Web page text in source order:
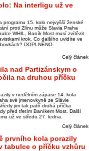
Na interligu už ve
programu 15. kolo nejvyšší ženské
proti Zlínu může Slavia Praha
WHIL, Baník Most musí zvítězit
krok. Co dalšího uvidíte ve
DOPLNĚNO.
Celý článek
nad Partizánskym o
na druhou příčku
v nedělním zápase 14. kola
své jmenovkyně ze Slávie
jim tak patří druhá příčka
před třetím Baníkem Most. Další
už ve středu 27. ledna.
Celý článek
prvního kola porazily
tabulce o příčku vzhůru